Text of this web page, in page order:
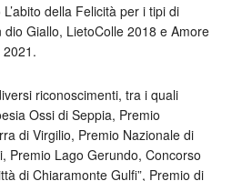
della Felicità per i tipi di
Giallo, LietoColle 2018 e Amore
riconoscimenti, tra i quali
Ossi di Seppia, Premio
di Virgilio, Premio Nazionale di
Premio Lago Gerundo, Concorso
di Chiaramonte Gulfi”, Premio di